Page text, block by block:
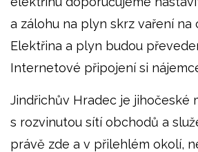
a zálohu na plyn skrz vaření na
Elektřina a plyn budou
Internetové připojení si
Jindřichův Hradec je jihočeské
s rozvinutou sítí obchodů a
právě zde a v přilehlém okolí,